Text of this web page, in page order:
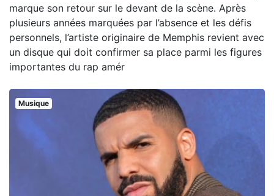
marque son retour sur le devant de la scène. Après
plusieurs années marquées par l’absence et les défis
personnels, l’artiste originaire de Memphis revient avec
un disque qui doit confirmer sa place parmi les figures
importantes du rap amér
Musique